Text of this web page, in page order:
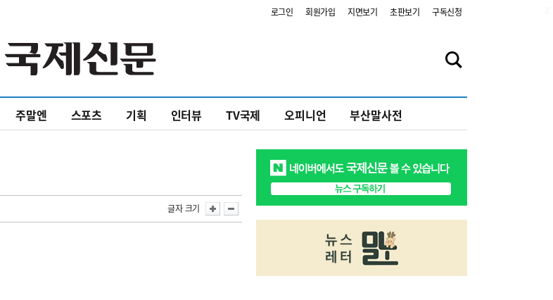
로그인 회원가입 지면보기 초판보기 구독신청
주말엔 스포츠 기획 인터뷰 TV국제 오피니언 부산말사전
글자 크기